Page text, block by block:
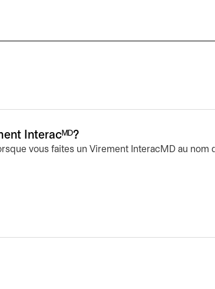
Interacᴹᴰ?
vous faites un Virement InteracMD au nom